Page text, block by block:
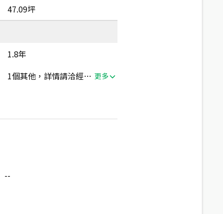
47.09坪
1.8年
1個其他，詳情請洽經紀人員 更多
--